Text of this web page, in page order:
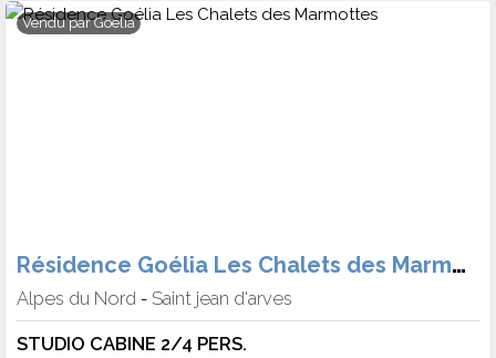
Vendu parGoelia
Résidence Goélia Les Chalets des Marmottes
Alpes du Nord - Saint jean d'arves
STUDIO CABINE 2/4 PERS.